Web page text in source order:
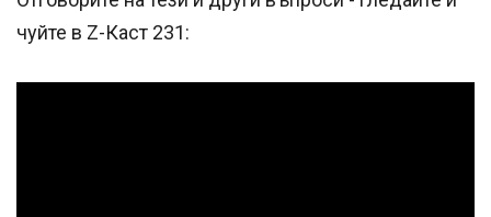
чуйте в Z-Каст 231: